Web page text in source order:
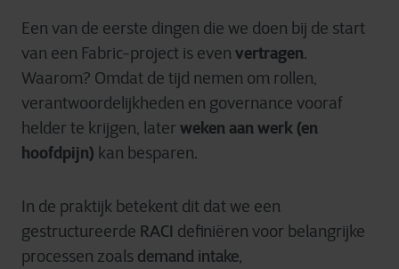
Een van de eerste dingen die we doen bij de start
van een Fabric-project is evenvertragen.
Waarom? Omdat de tijd nemen om rollen,
verantwoordelijkheden en governance vooraf
helder te krijgen, later weken aan werk (en
hoofdpijn) kan besparen.
In de praktijk betekent dit dat we een
gestructureerde RACI definiëren voor belangrijke
processen zoals demand intake,